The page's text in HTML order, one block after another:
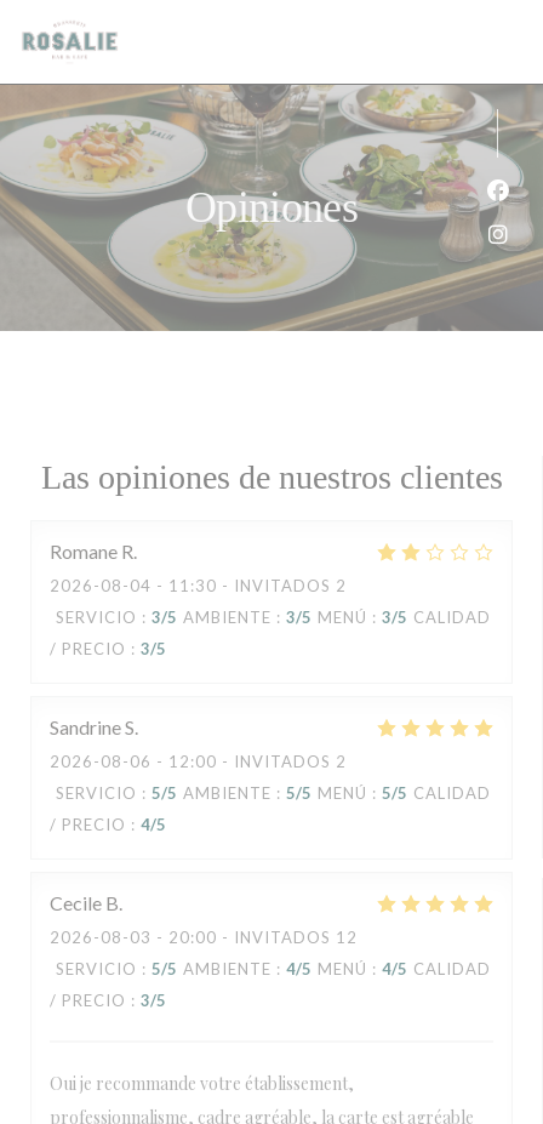
Personalización de sus opciones de cookies
Opiniones
Las opiniones de nuestros clientes
Romane R
2026-08-04 - 11:30 - INVITADOS 2
SERVICIO : 3/5 AMBIENTE : 3/5 MENÚ : 3/5 CALIDAD
/ PRECIO : 3/5
SandrineS
2026-08-06 - 12:00 - INVITADOS 2
SERVICIO : 5/5 AMBIENTE : 5/5 MENÚ : 5/5 CALIDAD
/ PRECIO : 4/5
Cecile B
2026-08-03 - 20:00 - INVITADOS 12
SERVICIO : 5/5 AMBIENTE : 4/5 MENÚ : 4/5 CALIDAD
/ PRECIO : 3/5
Oui je recommande votre établissement,
professionnalisme, cadre agréable, la carte est agréable